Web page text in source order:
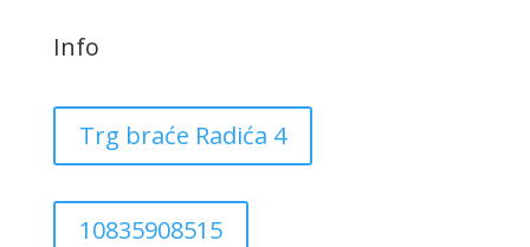
Info
Trg braće Radića 4
10835908515